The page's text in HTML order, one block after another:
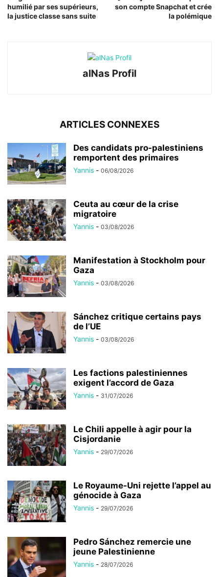
humilié par ses supérieurs,
la justice classe sans suite
son compte Snapchat et crée
la polémique
alNas Profil
ARTICLES CONNEXES
Des candidats pro-palestiniens
remportent des primaires
Yannis - 06/08/2026
Ceuta au cœur de la crise
migratoire
Yannis - 03/08/2026
Manifestation à Stockholm pour
Gaza
Yannis - 03/08/2026
Sánchez critique certains pays
de l’UE
Yannis - 03/08/2026
Les factions palestiniennes
exigent l’accord de Gaza
Yannis - 31/07/2026
Le Chili appelle à agir pour la
Cisjordanie
Yannis - 29/07/2026
Le Royaume-Uni rejette l’appel au
génocide à Gaza
Yannis - 29/07/2026
Pedro Sánchez remercie une
jeune Palestinienne
Yannis - 28/07/2026